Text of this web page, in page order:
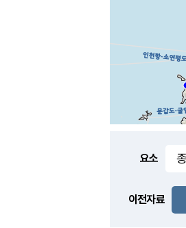
-
요소
이전자료